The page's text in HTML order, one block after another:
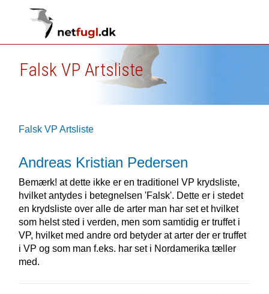
Falsk VP Artsliste
Falsk VP Artsliste
Andreas Kristian Pedersen
Bemærk! at dette ikke er en traditionel VP krydsliste,
hvilket antydes i betegnelsen 'Falsk'. Dette er i stedet
en krydsliste over alle de arter man har set et hvilket
som helst sted i verden, men som samtidig er truffet i
VP, hvilket med andre ord betyder at arter der er truffet
i VP og som man f.eks. har set i Nordamerika tæller
med.